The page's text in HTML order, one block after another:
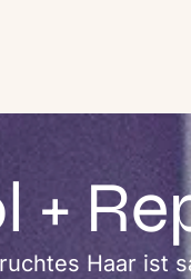
+
Haar ist